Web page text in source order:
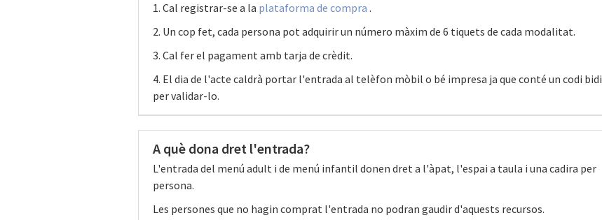
1. Cal registrar-se a la plataforma de compra .
2. Un cop fet, cada persona pot adquirir un número màxim de 6 tiquets de cada modalitat.
3. Cal fer el pagament amb tarja de crèdit.
4. El dia de l'acte caldrà portar l'entrada al telèfon mòbil o bé impresa ja que conté un codi bidi
per validar-lo.
A què dona dret l'entrada?
L'entrada del menú adult i de menú infantil donen dret a l'àpat, l'espai a taula i una cadira per
persona.
Les persones que no hagin comprat l'entrada no podran gaudir d'aquests recursos.